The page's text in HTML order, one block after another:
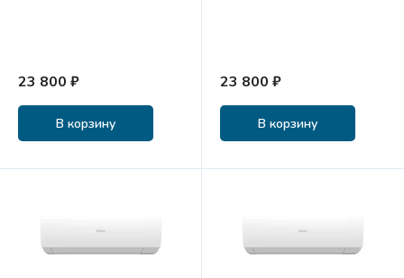
23 800 ₽
В корзину
23 800 ₽
В корзину